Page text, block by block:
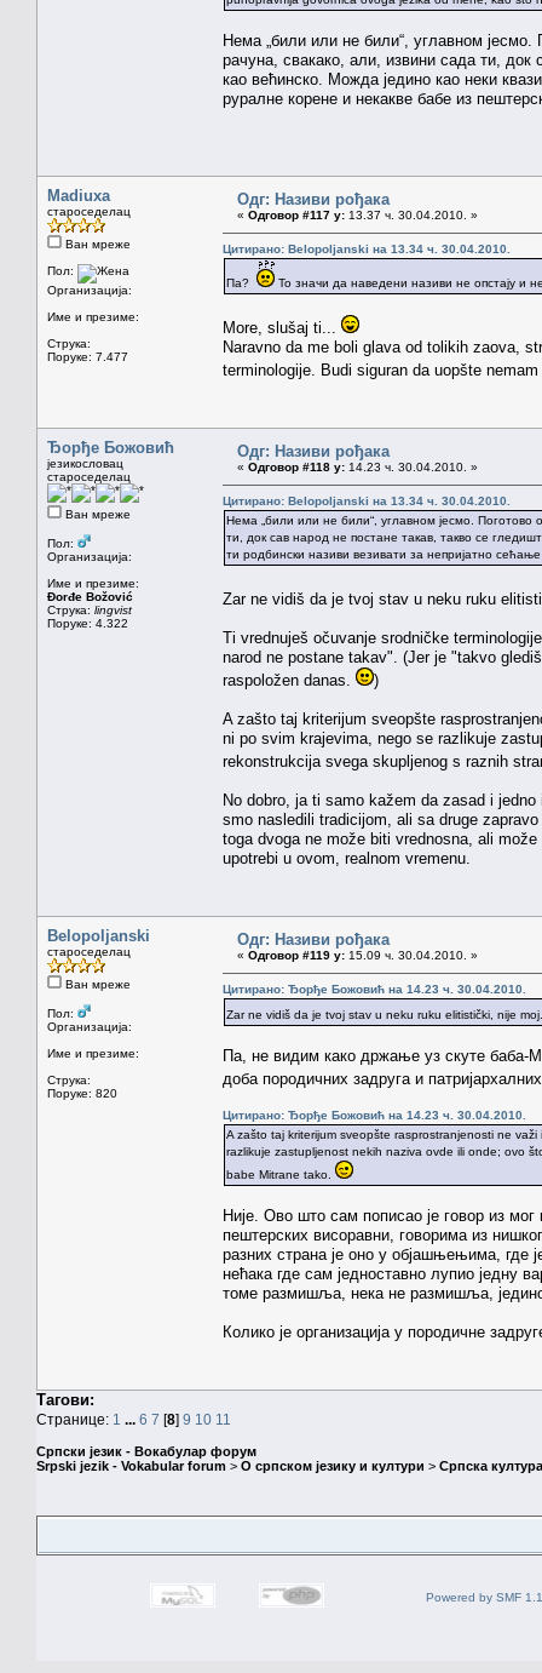
Нема „били или не били“, углавном јесмо.
рачуна, свакако, али, извини сада ти,
као већинско. Можда једино као неки
руралне корене и некакве бабе из
Madiuxa
староседелац
Ван мреже
Пол:
Организација:
Име и презиме:
Струка:
Поруке: 7.477
Одг: Називи рођака
« Одговор #117 у: 13.37 ч. 30.04.2010. »
Цитирано: Belopoljanski на 13.34 ч. 30.04.2010.
Па? То значи да наведени називи не опстају и
More, slušaj ti...
Naravno da me boli glava od tolikih zaova,
terminologije. Budi siguran da uopšte
Ђорђе Божовић
језикословац
староседелац
Ван мреже
Пол:
Организација:
Име и презиме:
Đorđe Božović
Струка: lingvist
Поруке: 4.322
Одг: Називи рођака
« Одговор #118 у: 14.23 ч. 30.04.2010. »
Цитирано: Belopoljanski на 13.34 ч. 30.04.2010.
Нема „били или не били“, углавном јесмо. Поготово
ти, док сав народ не постане такав, такво се
ти родбински називи везивати за непријатно
Zar ne vidiš da je tvoj stav u neku ruku
Ti vrednuješ očuvanje srodničke
narod ne postane takav". (Jer je "takvo
raspoložen danas.
)
A zašto taj kriterijum sveopšte
ni po svim krajevima, nego se razlikuje
rekonstrukcija svega skupljenog s raznih
No dobro, ja ti samo kažem da zasad i
smo nasledili tradicijom, ali sa druge
toga dvoga ne može biti vrednosna, ali
upotrebi u ovom, realnom vremenu.
Belopoljanski
староседелац
Ван мреже
Пол:
Организација:
Име и презиме:
Струка:
Поруке: 820
Одг: Називи рођака
« Одговор #119 у: 15.09 ч. 30.04.2010. »
Цитирано: Ђорђе Божовић на 14.23 ч. 30.04.2010.
Zar ne vidiš da je tvoj stav u neku ruku elitistički, nije
Па, не видим како држање уз скуте баба-
доба породичних задруга и
Цитирано: Ђорђе Божовић на 14.23 ч. 30.04.2010.
A zašto taj kriterijum sveopšte rasprostranjenosti ne
razlikuje zastupljenost nekih naziva ovde ili onde; ovo
babe Mitrane tako.
Није. Ово што сам пописао је говор из мог
пештерских висоравни, говорима из
разних страна је оно у објашњењима, где
нећака где сам једноставно лупио једну
томе размишља, нека не размишља,
Колико је организација у породичне
Тагови:
Странице: 1 ... 6 7 [8] 9 10 11
Српски језик - Вокабулар форум
Srpski jezik - Vokabular forum > О српском језику и култури > Српска
Powered by SMF